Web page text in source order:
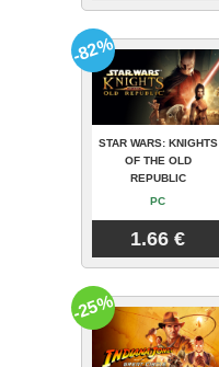
STAR WARS: KNIGHTS
OF THE OLD
REPUBLIC
PC
1.66 €
-82%
-25%